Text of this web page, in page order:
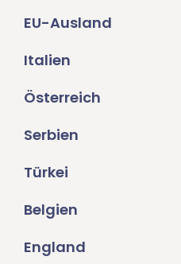
EU-Ausland
Italien
Österreich
Serbien
Türkei
Belgien
England